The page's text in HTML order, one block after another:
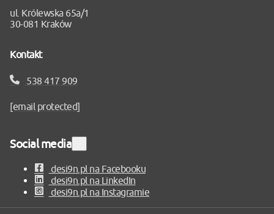
ul. Królewska 65a/1
30-081 Kraków
Kontakt
538 417 909
[email protected]
Social media Rozwiń
sekcję
desi9n.pl na Facebooku
desi9n.pl na LinkedIn
desi9n.pl na Instagramie